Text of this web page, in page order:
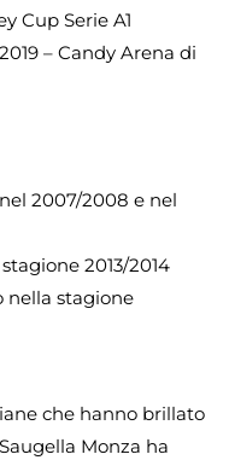
Cup Serie A1
– Candy Arena di
2007/2008 e nel
2013/2014
nella stagione
che hanno brillato
Monza ha